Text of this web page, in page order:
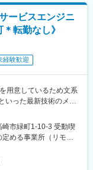
ております。
もあり、‘健康志向や
はマッサージチェア
品ラインナップ強化に
えのある機器から特
カー様よりお客様の
ます。
おり、ご自身の貢献度
ています。
ービスエンジニ
転勤なし》
経験歓迎
用意しているため文系
いった最新技術のメン
れる、自社製品を購
のメンテナンスを行
崎市緑町1-10-3 受動喫
める事業所（リモー